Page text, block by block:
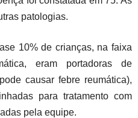
patologias.
10% de crianças, na faixa
eram portadoras de
causar febre reumática),
para tratamento com
pela equipe.